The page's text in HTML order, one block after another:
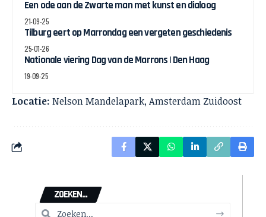
Een ode aan de Zwarte man met kunst en dialoog
21-09-25
Tilburg eert op Marrondag een vergeten geschiedenis
25-01-26
Nationale viering Dag van de Marrons | Den Haag
19-09-25
Locatie: Nelson Mandelapark, Amsterdam Zuidoost
ZOEKEN...